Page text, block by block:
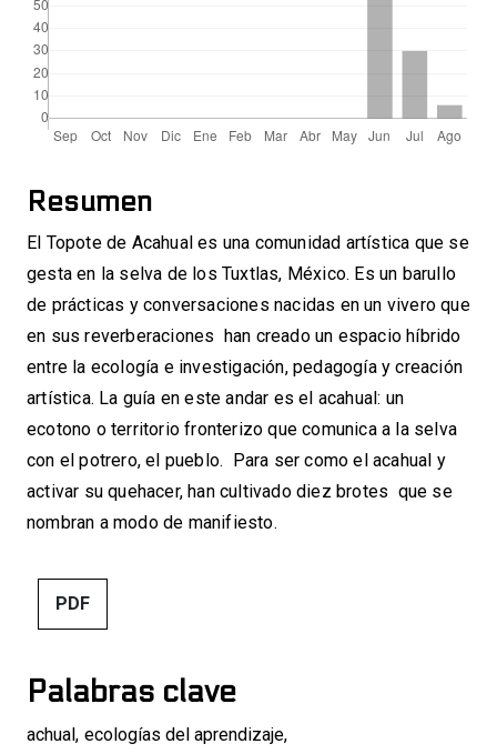
Palabras clave
achual , ecologías del aprendizaje,
Resumen
El Topote de Acahual es una comunidad artística que se
gesta en la selva de los Tuxtlas, México. Es un barullo
de prácticas y conversaciones nacidas en un vivero que
en sus reverberaciones han creado un espacio híbrido
entre la ecología e investigación, pedagogía y creación
artística. La guía en este andar es el acahual: un
ecotono o territorio fronterizo que comunica a la selva
con el potrero, el pueblo. Para ser como el acahual y
activar su quehacer, han cultivado diez brotes que se
nombran a modo de manifiesto.
PDF